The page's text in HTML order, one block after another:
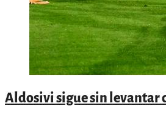
Aldosivi sigue sin levantar